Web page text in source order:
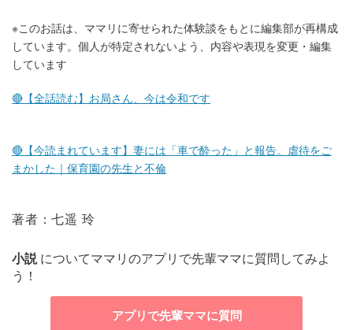
※このお話は、ママリに寄せられた体験談をもとに編集部が再構成
しています。個人が特定されないよう、内容や表現を変更・編集
しています
🔴【全話読む】お局さん、今は令和です
🔴【今読まれています】妻には「車で酔った」と報告。虐待をご
まかした｜保育園の先生と不倫
著者：七遥 玲
小説についてママリのアプリで先輩ママに質問してみよ
う！
アプリで先輩ママに質問